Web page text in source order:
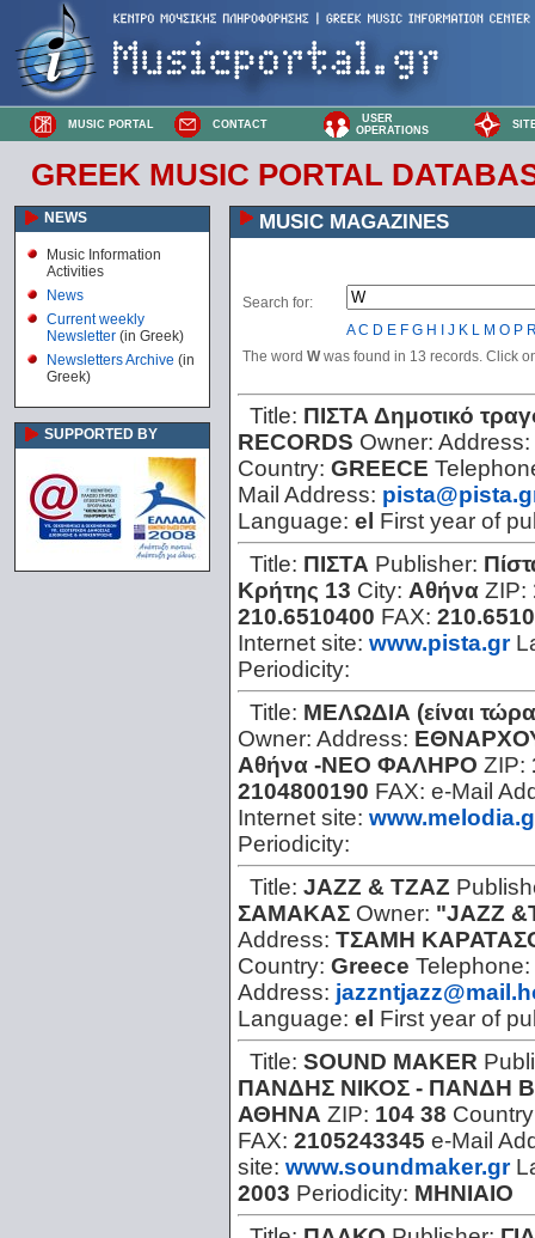
MUSIC PORTAL CONTACT
USER
OPERATIONS
GREEK MUSIC PORTAL
NEWS
Music Information
Activities
News
Current weekly
Newsletter (in Greek)
Newsletters Archive (in
Greek)
SUPPORTED BY
MUSIC MAGAZINES
Search for:
A C D E F G H J K L M O P
The word Wwas found in 13 records. Click
Title: ΠΙΣΤΑ Δημοτικό
RECORDS Owner: Address:
Country: GREECE
Mail Address:
Language: el First year of
Title: ΠΙΣΤΑ Publisher:
Κρήτης 13 City: Αθήνα ZIP:
210.6510400 FAX:
Internet site: www.pista.gr
Periodicity:
Title: ΜΕΛΩΔΙΑ (είναι
Owner: Address:
Αθήνα -ΝΕΟ ΦΑΛΗΡΟ ZIP:
2104800190 FAX: e-Mail
Internet site:
Periodicity:
Title: JAZZ & ΤΖΑΖ
ΣΑΜΑΚΑΣ Owner: "JAZZ
Address: ΤΣΑΜΗ
Country: Greece Telephone:
Address:
Language: el First year of
Title: SOUND MAKER
ΠΑΝΔΗΣ ΝΙΚΟΣ - ΠΑΝΔΗ
ΑΘΗΝΑ ZIP: 104 38
FAX: 2105243345 e-Mail
site: www.soundmaker.gr
2003 Periodicity: ΜΗΝΙΑΙΟ